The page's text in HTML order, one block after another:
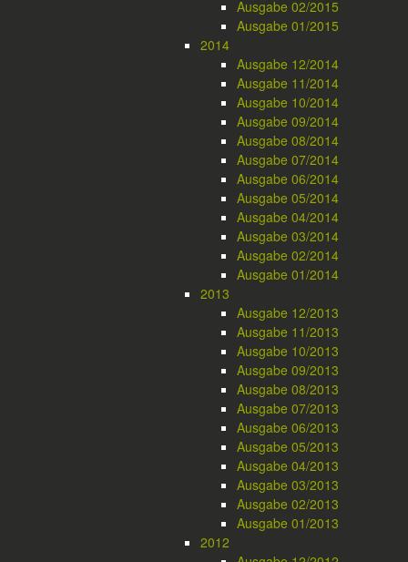
Ausgabe 02/2015
Ausgabe 01/2015
2014
Ausgabe 12/2014
Ausgabe 11/2014
Ausgabe 10/2014
Ausgabe 09/2014
Ausgabe 08/2014
Ausgabe 07/2014
Ausgabe 06/2014
Ausgabe 05/2014
Ausgabe 04/2014
Ausgabe 03/2014
Ausgabe 02/2014
Ausgabe 01/2014
2013
Ausgabe 12/2013
Ausgabe 11/2013
Ausgabe 10/2013
Ausgabe 09/2013
Ausgabe 08/2013
Ausgabe 07/2013
Ausgabe 06/2013
Ausgabe 05/2013
Ausgabe 04/2013
Ausgabe 03/2013
Ausgabe 02/2013
Ausgabe 01/2013
2012